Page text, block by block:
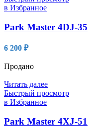
в Избранное
Park Master 4DJ-35
6 200 ₽
Продано
Читать далее
Быстрый просмотр
в Избранное
Park Master 4XJ-51